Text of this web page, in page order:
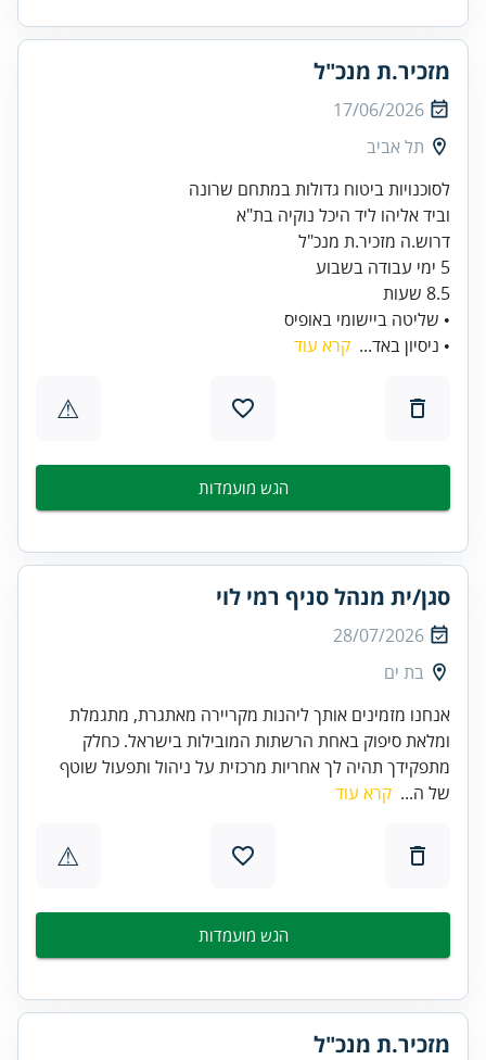
מזכיר.ת מנכ"ל
17/06/2026
תל אביב
• שליטה ביישומי באופיס
• ניסיון באד... קרא עוד
⚠
הגש מועמדות
סגן/ית מנהל סניף רמי לוי
28/07/2026
בת ים
אנחנו מזמינים אותך ליהנות מקריירה מאתגרת, מתגמלת
ומלאת סיפוק באחת הרשתות המובילות בישראל. כחלק
מתפקידך תהיה לך אחריות מרכזית על ניהול ותפעול שוטף
של ה... קרא עוד
⚠
הגש מועמדות
מזכיר.ת מנכ"ל